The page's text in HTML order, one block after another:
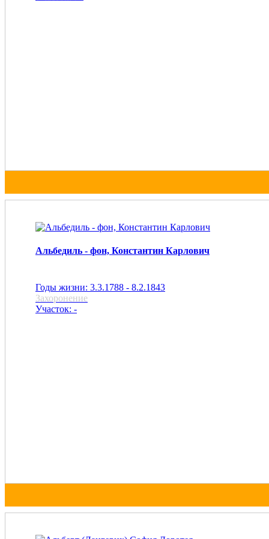
Альбедиль - фон, Константин Карлович
Годы жизни: 3.3.1788 - 8.2.1843
Захоронение
Участок: -